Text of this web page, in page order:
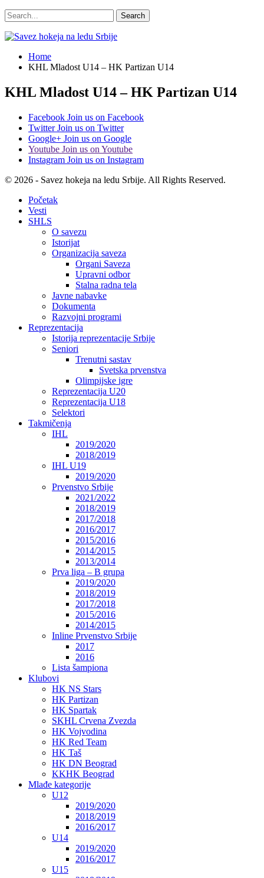
Home
KHL Mladost U14 – HK Partizan U14
KHL Mladost U14 – HK Partizan U14
Facebook Join us on Facebook
Twitter Join us on Twitter
Google+ Join us on Google
Youtube Join us on Youtube
Instagram Join us on Instagram
© 2026 - Savez hokeja na ledu Srbije. All Rights Reserved.
Početak
Vesti
SHLS
O savezu
Istorijat
Organizacija saveza
Organi Saveza
Upravni odbor
Stalna radna tela
Javne nabavke
Dokumenta
Razvojni programi
Reprezentacija
Istorija reprezentacije Srbije
Seniori
Trenutni sastav
Svetska prvenstva
Olimpijske igre
Reprezentacija U20
Reprezentacija U18
Selektori
Takmičenja
IHL
2019/2020
2018/2019
IHL U19
2019/2020
Prvenstvo Srbije
2021/2022
2018/2019
2017/2018
2016/2017
2015/2016
2014/2015
2013/2014
Prva liga – B grupa
2019/2020
2018/2019
2017/2018
2015/2016
2014/2015
Inline Prvenstvo Srbije
2017
2016
Lista šampiona
Klubovi
HK NS Stars
HK Partizan
HK Spartak
SKHL Crvena Zvezda
HK Vojvodina
HK Red Team
HK Taš
HK DN Beograd
KKHK Beograd
Mlađe kategorije
U12
2019/2020
2018/2019
2016/2017
U14
2019/2020
2016/2017
U15